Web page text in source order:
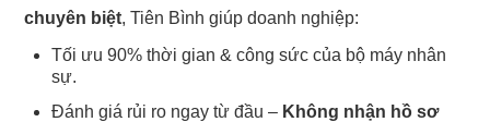
chuyên biệt, Tiên Bình giúp doanh nghiệp:
Tối ưu 90% thời gian & công sức của bộ máy nhân
sự.
Đánh giá rủi ro ngay từ đầu – Không nhận hồ sơ